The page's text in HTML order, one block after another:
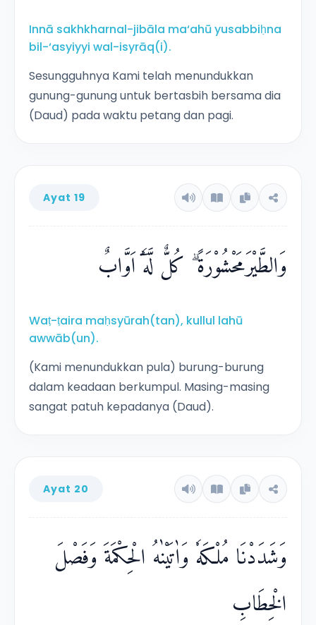
Innā sakhkharnal-jibāla ma‘ahū yusabbiḥna
bil-‘asyiyyi wal-isyrāq(i).
Sesungguhnya Kami telah menundukkan
gunung-gunung untuk bertasbih bersama dia
(Daud) pada waktu petang dan pagi.
Ayat 19
وَالطَّيْرَمَحْشُوْرَةً ۗ كُلٌّ لَّهٗٓ اَوَّابٌ
Waṭ-ṭaira maḥsyūrah(tan), kullul lahū
awwāb(un).
(Kami menundukkan pula) burung-burung
dalam keadaan berkumpul. Masing-masing
sangat patuh kepadanya (Daud).
Ayat 20
وَشَدَدْنَا مُلْكَهٗ وَاٰتَيْنٰهُ الْحِكْمَةَ وَفَصْلَ
الْخِطَابِ